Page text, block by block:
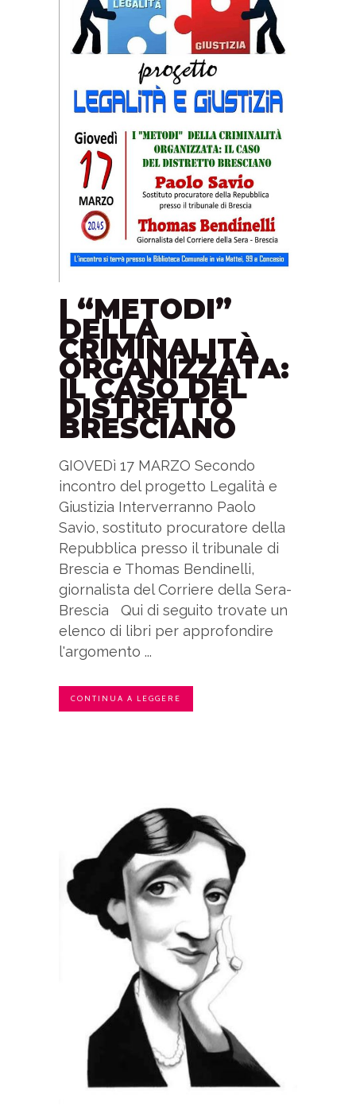
I “METODI”
DELLA
CRIMINALITÀ
ORGANIZZATA:
IL CASO DEL
DISTRETTO
BRESCIANO
GIOVEDì 17 MARZO Secondo
incontro del progetto Legalità e
Giustizia Interverranno Paolo
Savio, sostituto procuratore della
Repubblica presso il tribunale di
Brescia e Thomas Bendinelli,
giornalista del Corriere della Sera-
Brescia Qui di seguito trovate un
elenco di libri per approfondire
l'argomento ...
CONTINUA A LEGGERE